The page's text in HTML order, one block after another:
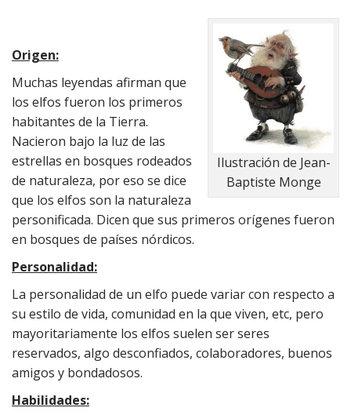
Ilustración de Jean-
Baptiste Monge
Origen:
Muchas leyendas afirman que
los elfos fueron los primeros
habitantes de la Tierra.
Nacieron bajo la luz de las
estrellas en bosques rodeados
de naturaleza, por eso se dice
que los elfos son la naturaleza
personificada. Dicen que sus primeros orígenes fueron
en bosques de países nórdicos.
Personalidad:
La personalidad de un elfo puede variar con respecto a
su estilo de vida, comunidad en la que viven, etc, pero
mayoritariamente los elfos suelen ser seres
reservados, algo desconfiados, colaboradores, buenos
amigos y bondadosos.
Habilidades: